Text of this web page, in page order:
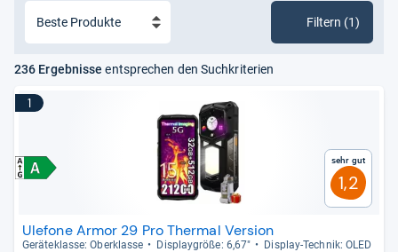
Filtern (1)
236 Ergebnisse entsprechen den Suchkriterien
1
Sehr gut
1,2
Ulefone Armor 29 Pro Thermal Version
Gerä­te­klasse: Ober­klasse Dis­play­größe: 6,67"
Dis­play-​Tech­nik: OLED